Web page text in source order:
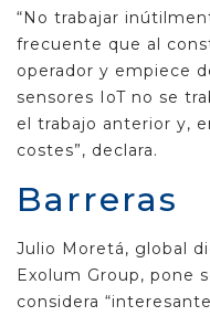
“No trabajar
frecuente que al
operador y empiece
sensores IoT no se
el trabajo anterior y,
costes”, declara.
Barreras
Julio Moretá, global
Exolum Group, pone
considera